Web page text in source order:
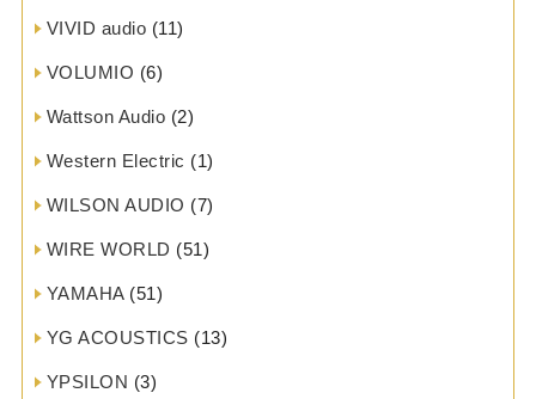
VIVID audio (11)
VOLUMIO (6)
Wattson Audio (2)
Western Electric (1)
WILSON AUDIO (7)
WIRE WORLD (51)
YAMAHA(51)
YG ACOUSTICS (13)
YPSILON (3)